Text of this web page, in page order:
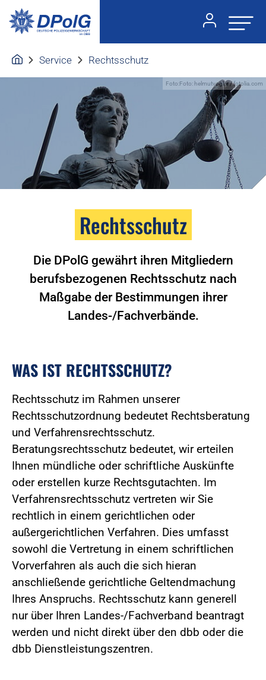
Service Rechtsschutz
Foto:Foto: helmutvogler / fotolia.com
Rechtsschutz
Die DPolG gewährt ihren Mitgliedern
berufsbezogenen Rechtsschutz nach
Maßgabe der Bestimmungen ihrer
Landes-/Fachverbände.
WAS IST RECHTSSCHUTZ?
Rechtsschutz im Rahmen unserer
Rechtsschutzordnung bedeutet Rechtsberatung
und Verfahrensrechtsschutz.
Beratungsrechtsschutz bedeutet, wir erteilen
Ihnen mündliche oder schriftliche Auskünfte
oder erstellen kurze Rechtsgutachten. Im
Verfahrensrechtsschutz vertreten wir Sie
rechtlich in einem gerichtlichen oder
außergerichtlichen Verfahren. Dies umfasst
sowohl die Vertretung in einem schriftlichen
Vorverfahren als auch die sich hieran
anschließende gerichtliche Geltendmachung
Ihres Anspruchs. Rechtsschutz kann generell
nur über Ihren Landes-/Fachverband beantragt
werden und nicht direkt über den dbb oder die
dbb Dienstleistungszentren.